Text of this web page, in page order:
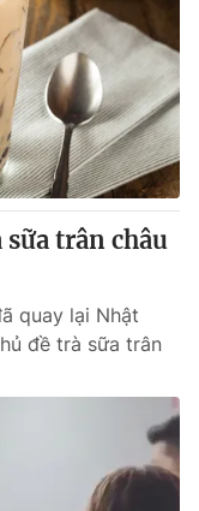
có sự chấp
khi phát hành lại
trân châu
quay lại Nhật
đề trà sữa trân